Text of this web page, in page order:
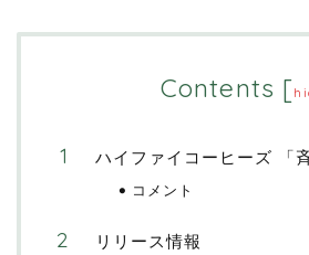
Contents [
ハイファイコーヒーズ 「
コメント
リリース情報